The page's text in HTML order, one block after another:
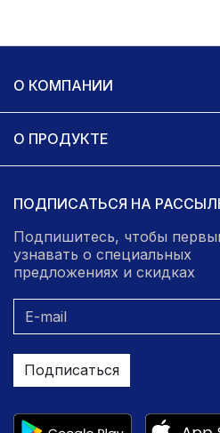
О КОМПАНИИ
О ПРОДУКТЕ
ПОДПИСАТЬСЯ НА
Подпишитесь, чтобы
узнавать о специальных
предложениях и скидках
Подписаться